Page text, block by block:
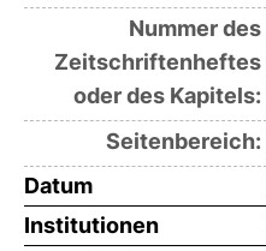
Nummer des
Zeitschriftenheftes
oder des Kapitels:
Seitenbereich:
Datum
Institutionen